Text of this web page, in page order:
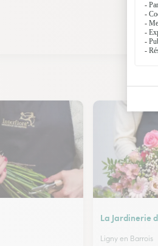
La Jardinerie
Ligny en Barrois